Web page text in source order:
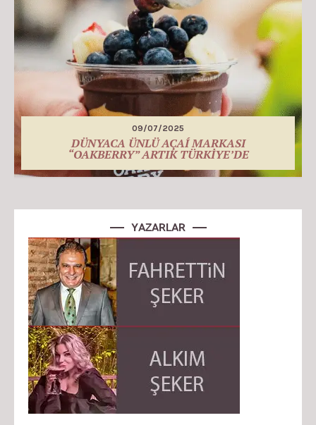
09/07/2025
DÜNYACA ÜNLÜ AÇAÍ MARKASI
“OAKBERRY” ARTIK TÜRKİYE’DE
YAZARLAR